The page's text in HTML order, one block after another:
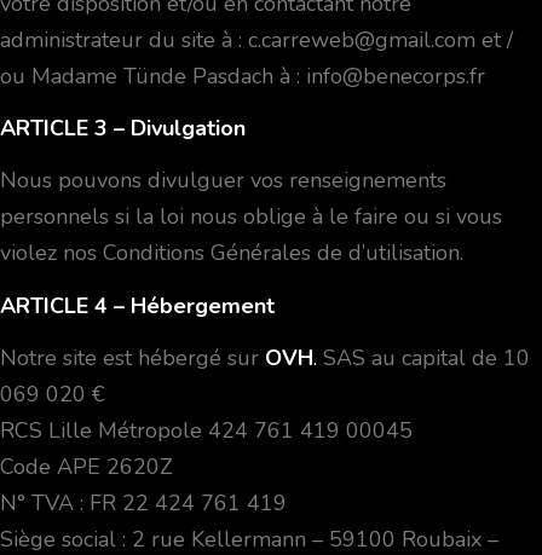
administrateur du site à : c.carreweb@gmail.com et /
ou Madame Tünde Pasdach à : info@benecorps.fr
ARTICLE 3 – Divulgation
Nous pouvons divulguer vos renseignements
personnels si la loi nous oblige à le faire ou si vous
violez nos Conditions Générales de d’utilisation.
ARTICLE 4 – Hébergement
Notre site est hébergé sur OVH. SAS au capital de 10
069 020 €
RCS Lille Métropole 424 761 419 00045
Code APE 2620Z
N° TVA : FR 22 424 761 419
Siège social : 2 rue Kellermann – 59100 Roubaix –